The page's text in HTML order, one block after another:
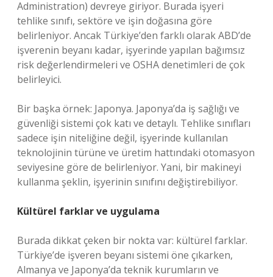
Administration) devreye giriyor. Burada işyeri
tehlike sınıfı, sektöre ve işin doğasına göre
belirleniyor. Ancak Türkiye’den farklı olarak ABD’de
işverenin beyanı kadar, işyerinde yapılan bağımsız
risk değerlendirmeleri ve OSHA denetimleri de çok
belirleyici.
Bir başka örnek: Japonya. Japonya’da iş sağlığı ve
güvenliği sistemi çok katı ve detaylı. Tehlike sınıfları
sadece işin niteliğine değil, işyerinde kullanılan
teknolojinin türüne ve üretim hattındaki otomasyon
seviyesine göre de belirleniyor. Yani, bir makineyi
kullanma şeklin, işyerinin sınıfını değiştirebiliyor.
Kültürel farklar ve uygulama
Burada dikkat çeken bir nokta var: kültürel farklar.
Türkiye’de işveren beyanı sistemi öne çıkarken,
Almanya ve Japonya’da teknik kurumların ve